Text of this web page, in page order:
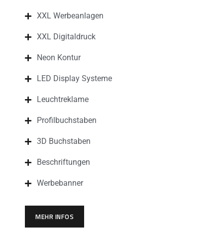
XXL Werbeanlagen
XXL Digitaldruck
Neon Kontur
LED Display Systeme
Leuchtreklame
Profilbuchstaben
3D Buchstaben
Beschriftungen
Werbebanner
MEHR INFOS